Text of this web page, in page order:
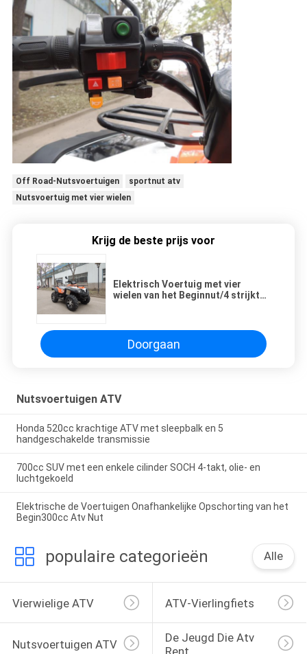
Off Road-Nutsvoertuigen
sportnut atv
Nutsvoertuig met vier wielen
Krijg de beste prijs voor
Elektrisch Voertuig met vier
wielen van het Beginnut/4 strijkt
Doorgaan
Nutsvoertuigen ATV
Honda 520cc krachtige ATV met sleepbalk en 5
handgeschakelde transmissie
700cc SUV met een enkele cilinder SOCH 4-takt, olie- en
luchtgekoeld
Elektrische de Voertuigen Onafhankelijke Opschorting van het
Begin300cc Atv Nut
populaire categorieën Alle
Vierwielige ATV ATV-Vierlingfiets
Nutsvoertuigen ATV
De Jeugd Die Atv
Rent